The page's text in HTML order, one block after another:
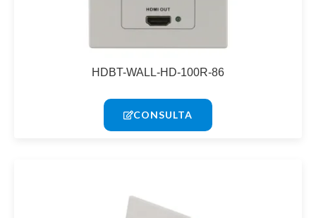
HDBT-WALL-HD-100R-86
CONSULTA